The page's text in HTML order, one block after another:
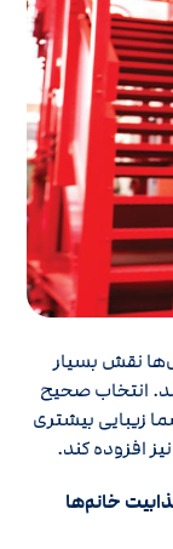
نقش بسیار
انتخاب صحیح
زیبایی بیشتری
افزوده کند.
خانم‌ها